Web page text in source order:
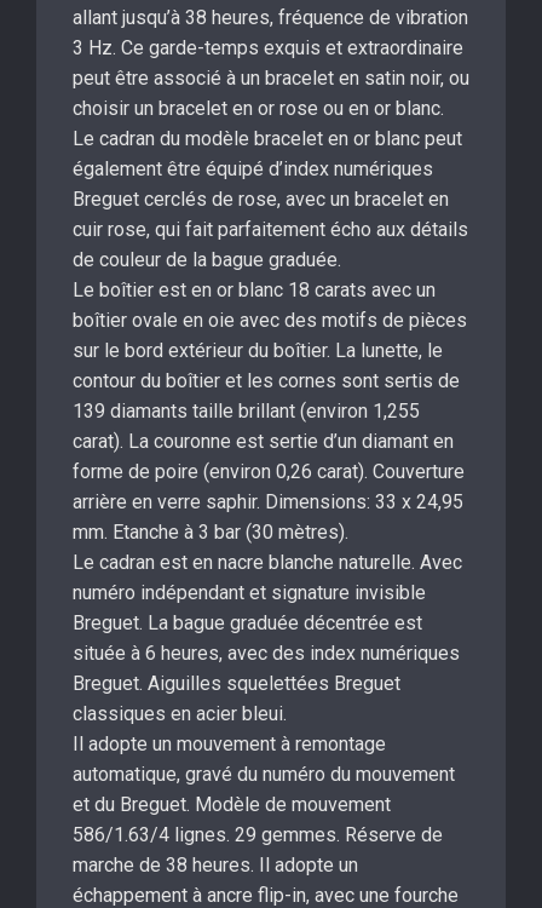
allant jusqu’à 38 heures, fréquence de vibration
3 Hz. Ce garde-temps exquis et extraordinaire
peut être associé à un bracelet en satin noir, ou
choisir un bracelet en or rose ou en or blanc.
Le cadran du modèle bracelet en or blanc peut
également être équipé d’index numériques
Breguet cerclés de rose, avec un bracelet en
cuir rose, qui fait parfaitement écho aux détails
de couleur de la bague graduée.
Le boîtier est en or blanc 18 carats avec un
boîtier ovale en oie avec des motifs de pièces
sur le bord extérieur du boîtier. La lunette, le
contour du boîtier et les cornes sont sertis de
139 diamants taille brillant (environ 1,255
carat). La couronne est sertie d’un diamant en
forme de poire (environ 0,26 carat). Couverture
arrière en verre saphir. Dimensions: 33 x 24,95
mm. Etanche à 3 bar (30 mètres).
Le cadran est en nacre blanche naturelle. Avec
numéro indépendant et signature invisible
Breguet. La bague graduée décentrée est
située à 6 heures, avec des index numériques
Breguet. Aiguilles squelettées Breguet
classiques en acier bleui.
Il adopte un mouvement à remontage
automatique, gravé du numéro du mouvement
et du Breguet. Modèle de mouvement
586/1.63/4 lignes. 29 gemmes. Réserve de
marche de 38 heures. Il adopte un
échappement à ancre flip-in, avec une fourche